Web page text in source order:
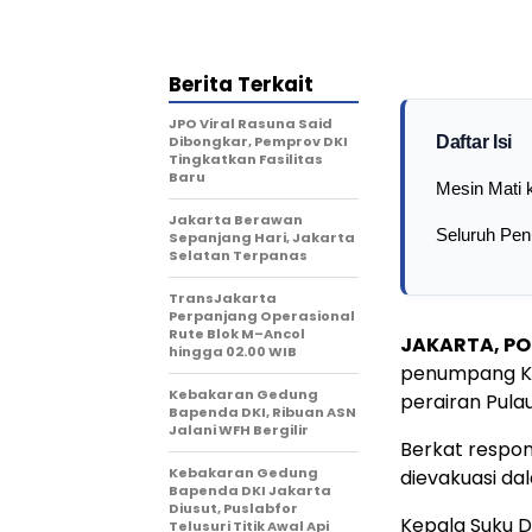
Daftar Isi
Mesin Mati
Seluruh
JAKARTA,
penumpang
perairan
Berkat
dievakuasi
Kepala Suku
Berita Terkait
JPO Viral Rasuna Said
Dibongkar, Pemprov DKI
Tingkatkan Fasilitas
Baru
Jakarta Berawan
Sepanjang Hari, Jakarta
Selatan Terpanas
TransJakarta
Perpanjang Operasional
Rute Blok M–Ancol
hingga 02.00 WIB
Kebakaran Gedung
Bapenda DKI, Ribuan ASN
Jalani WFH Bergilir
Kebakaran Gedung
Bapenda DKI Jakarta
Diusut, Puslabfor
Telusuri Titik Awal Api